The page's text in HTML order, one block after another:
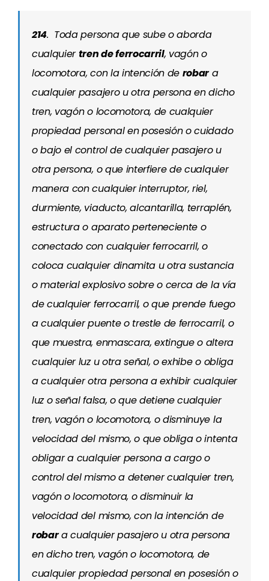
214. Toda persona que sube o aborda
cualquiertren de ferrocarril, vagón o
locomotora, con la intención de robara
cualquier pasajero u otra persona en dicho
tren, vagón o locomotora, de cualquier
propiedad personal en posesión o cuidado
o bajo el control de cualquier pasajero u
otra persona, o que interfiere de cualquier
manera con cualquier interruptor, riel,
durmiente, viaducto, alcantarilla, terraplén,
estructura o aparato perteneciente o
conectado con cualquier ferrocarril, o
coloca cualquier dinamita u otra sustancia
o material explosivo sobre o cerca de la vía
de cualquier ferrocarril, o que prende fuego
a cualquier puente o trestle de ferrocarril, o
que muestra, enmascara, extingue o altera
cualquier luz u otra señal, o exhibe o obliga
a cualquier otra persona a exhibir cualquier
luz o señal falsa, o que detiene cualquier
tren, vagón o locomotora, o disminuye la
velocidad del mismo, o que obliga o intenta
obligar a cualquier persona a cargo o
control del mismo a detener cualquier tren,
vagón o locomotora, o disminuir la
velocidad del mismo, con la intención de
robara cualquier pasajero u otra persona
en dicho tren, vagón o locomotora, de
cualquier propiedad personal en posesión o